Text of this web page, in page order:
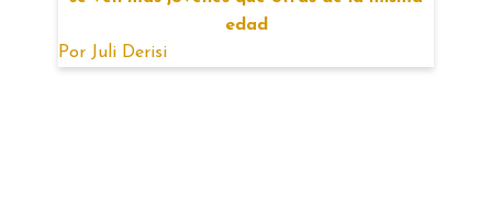
edad
Por Juli Derisi